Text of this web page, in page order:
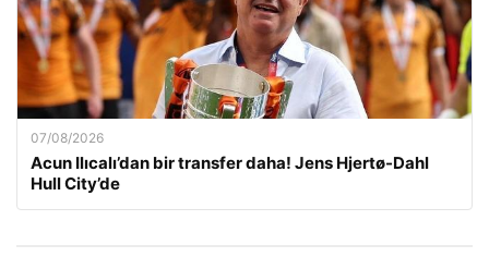
07/08/2026
Acun Ilıcalı’dan bir transfer daha! Jens Hjertø-Dahl
Hull City’de